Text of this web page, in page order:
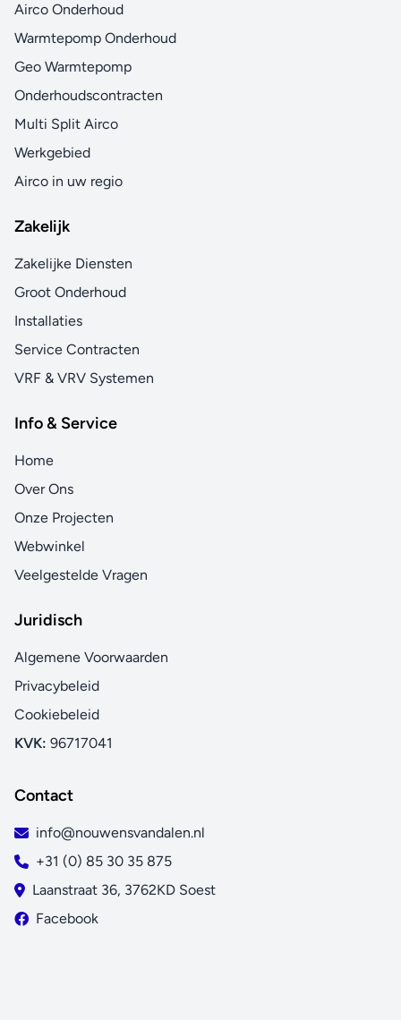
Airco Onderhoud
Warmtepomp Onderhoud
Geo Warmtepomp
Onderhoudscontracten
Multi Split Airco
Werkgebied
Airco in uw regio
Zakelijk
Zakelijke Diensten
Groot Onderhoud
Installaties
Service Contracten
VRF & VRV Systemen
Info & Service
Home
Over Ons
Onze Projecten
Webwinkel
Veelgestelde Vragen
Juridisch
Algemene Voorwaarden
Privacybeleid
Cookiebeleid
KVK: 96717041
Contact
info@nouwensvandalen.nl
+31 (0) 85 30 35 875
Laanstraat 36, 3762KD Soest
Facebook